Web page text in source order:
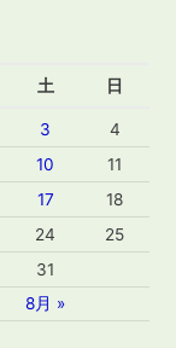
土 日
8月 »
3
4
10
11
17
18
24
25
31